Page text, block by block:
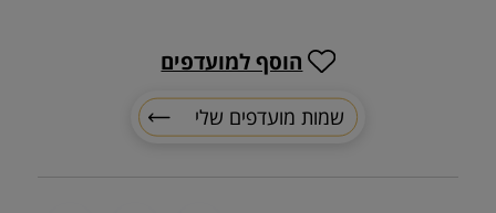
שמות מועדפים שלי
הוסף למועדפים